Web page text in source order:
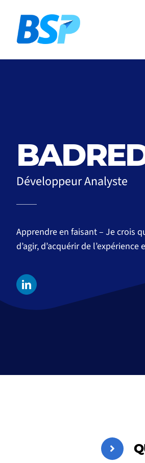
contenu
Développeur Analyste
Apprendre en faisant – Je crois
d’agir, d’acquérir de